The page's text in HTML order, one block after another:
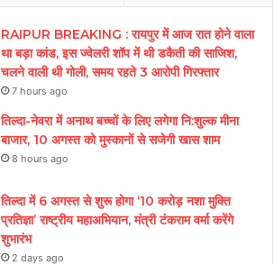
RAIPUR BREAKING : रायपुर में आज रात होने वाला
था बड़ा कांड, इस ज्वेलरी शॉप में थी डकैती की साजिश,
चलने वाली थी गोली, समय रहते 3 आरोपी गिरफ्तार
7 hours ago
तिल्दा-नेवरा में अनाथ बच्चों के लिए लगेगा नि:शुल्क मीना
बाजार, 10 अगस्त को मुस्कानों से सजेगी खास शाम
8 hours ago
तिल्दा में 6 अगस्त से शुरू होगा ‘10 करोड़ नशा मुक्ति
प्रतिज्ञा’ राष्ट्रीय महाअभियान, मंत्री टंकराम वर्मा करेंगे
शुभारंभ
2 days ago